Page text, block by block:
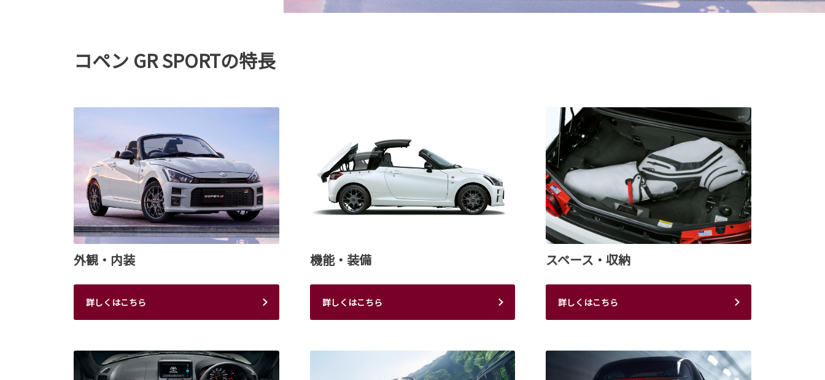
コペン GR SPORTの特長
外観・内装
詳しくはこちら
機能・装備
詳しくはこちら
スペース・収納
詳しくはこちら